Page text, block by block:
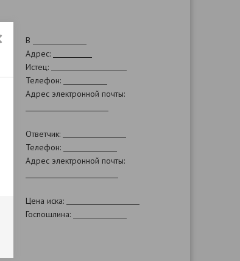
В
Адрес:
Истец:
Телефон:
Адрес электронной почты:
Ответчик:
Телефон:
Адрес электронной почты:
Цена иска:
Госпошлина: